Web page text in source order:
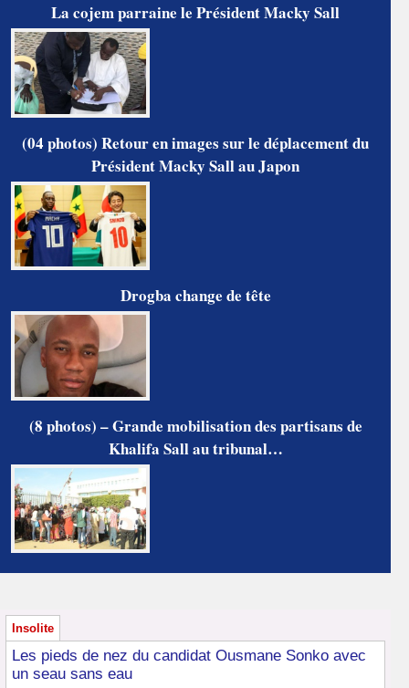
La cojem parraine le Président Macky Sall
(04 photos) Retour en images sur le déplacement du
Président Macky Sall au Japon
Drogba change de tête
(8 photos) – Grande mobilisation des partisans de
Khalifa Sall au tribunal…
Insolite
Les pieds de nez du candidat Ousmane Sonko avec
un seau sans eau